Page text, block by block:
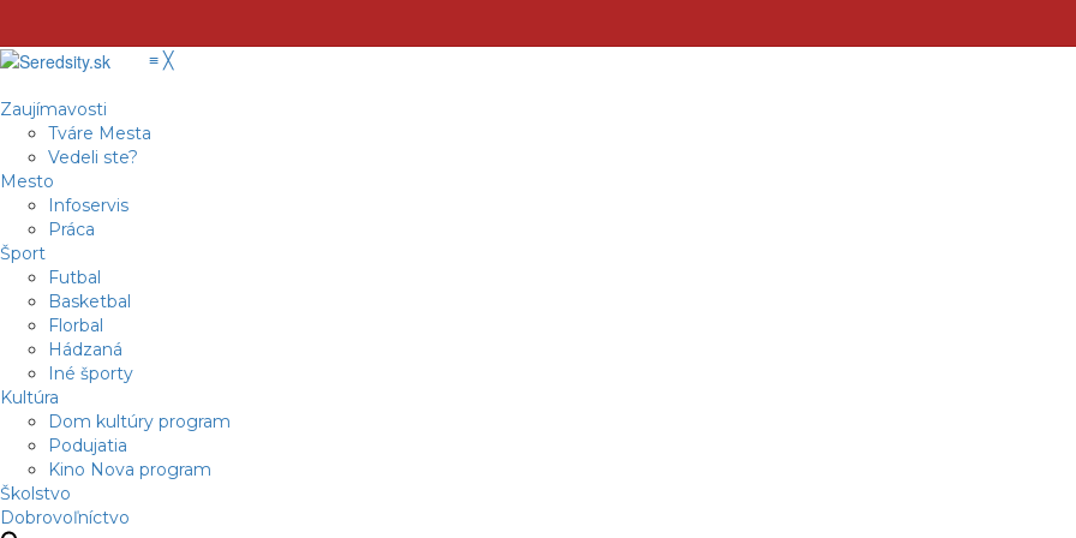
≡ ╳
Zaujímavosti
Tváre Mesta
Vedeli ste?
Mesto
Infoservis
Práca
Šport
Futbal
Basketbal
Florbal
Hádzaná
Iné športy
Kultúra
Dom kultúry program
Podujatia
Kino Nova program
Školstvo
Dobrovoľníctvo